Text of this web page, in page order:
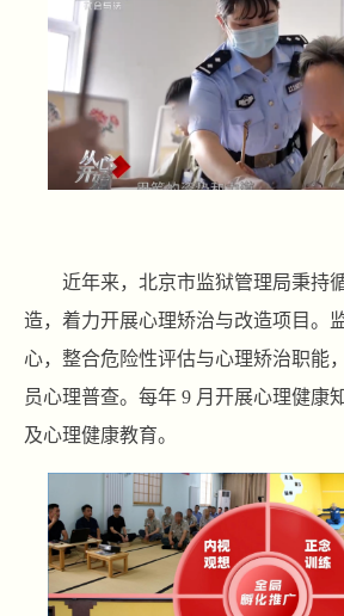
近年来，北京市监狱管理局秉持
造，着力开展心理矫治与改造项目。
心，整合危险性评估与心理矫治职能
员心理普查。每年 9 月开展心理健康
及心理健康教育。